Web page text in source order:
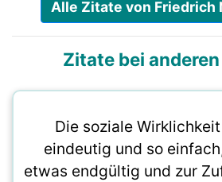
Alle Zitate von Friedrich
Zitate bei
Die soziale
eindeutig und so
etwas endgültig und zur